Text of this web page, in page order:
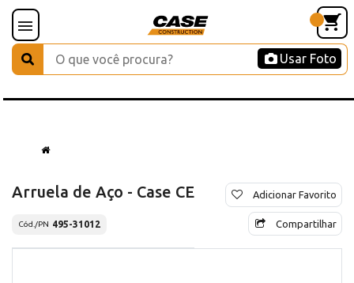
Usar Foto
Arruela de Aço - Case CE
Cód./PN 495-31012
Adicionar Favorito
Compartilhar